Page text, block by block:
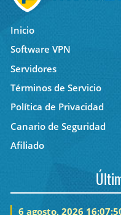
Inicio
Software VPN
Servidores
Términos de Servicio
Política de Privacidad
Canario de Seguridad
Afiliado
6 agosto, 2026